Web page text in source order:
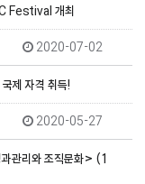
Festival 개최
2020-07-02
제 자격 취득!
2020-05-27
관리와 조직문화> (1